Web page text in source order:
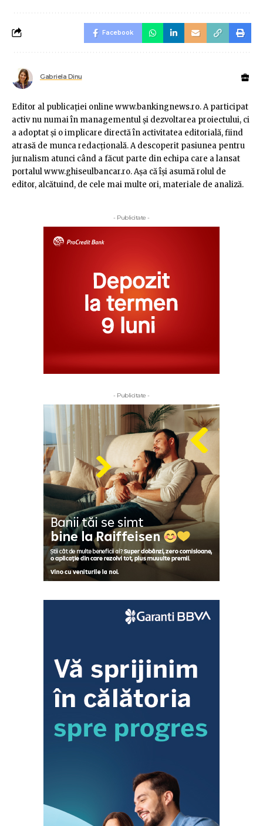
Facebook
Gabriela Dinu
Editor al publicaţiei online www.bankingnews.ro. A participat
activ nu numai în managementul şi dezvoltarea proiectului, ci
a adoptat şi o implicare directă în activitatea editorială, fiind
atrasă de munca redacţională. A descoperit pasiunea pentru
jurnalism atunci când a făcut parte din echipa care a lansat
portalul www.ghiseulbancar.ro. Așa că îşi asumă rolul de
editor, alcătuind, de cele mai multe ori, materiale de analiză.
- Publicitate -
- Publicitate -